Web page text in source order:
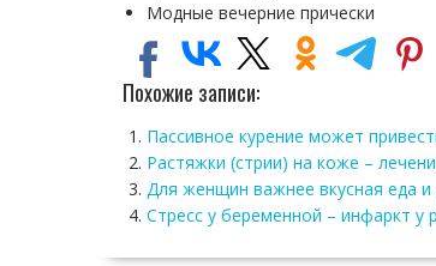
Модные вечерние прически
Похожие записи:
Пассивное курение может
Растяжки (стрии) на коже –
Для женщин важнее вкусная еда и
Стресс у беременной – инфаркт у